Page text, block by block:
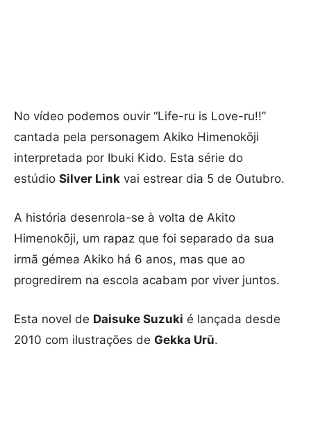
No vídeo podemos ouvir “Life-ru is Love-ru!!”
cantada pela personagem Akiko Himenokōji
interpretada por Ibuki Kido. Esta série do
estúdio Silver Link vai estrear dia 5 de Outubro.
A história desenrola-se à volta de Akito
Himenokōji, um rapaz que foi separado da sua
irmã gémea Akiko há 6 anos, mas que ao
progredirem na escola acabam por viver juntos.
Esta novel de Daisuke Suzuki é lançada desde
2010 com ilustrações de Gekka Urū.